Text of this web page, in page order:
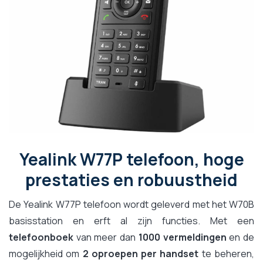
Yealink W77P telefoon, hoge
prestaties en robuustheid
De Yealink W77P telefoon wordt geleverd met het W70B
basisstation en erft al zijn functies. Met een
telefoonboek van meer dan 1000 vermeldingen en de
mogelijkheid om 2 oproepen per handset te beheren,